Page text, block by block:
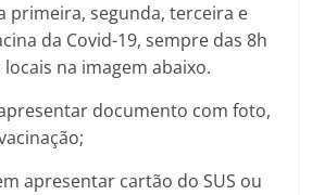
primeira, segunda, terceira e
da Covid-19, sempre das 8h
na imagem abaixo.
documento com foto,
apresentar cartão do SUS ou